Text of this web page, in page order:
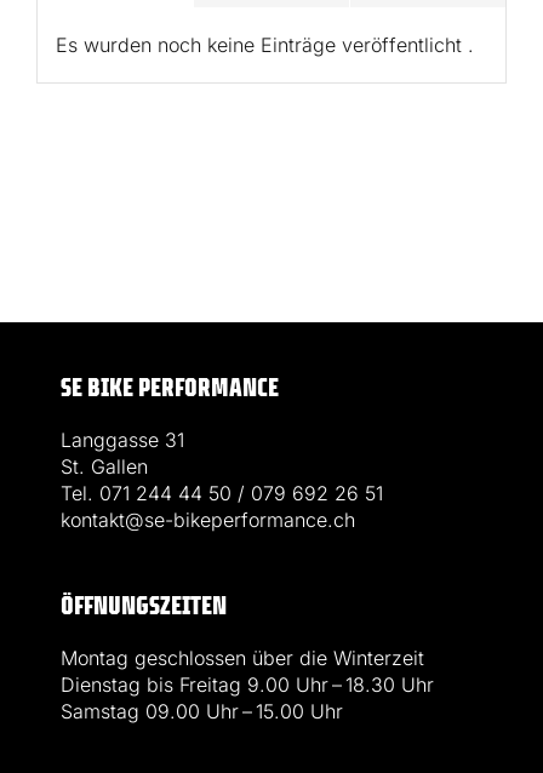
Es wurden noch keine Einträge veröffentlicht .
SE BIKE PERFORMANCE
Langgasse 31
St. Gallen
Tel. 071 244 44 50 / 079 692 26 51
kontakt@se-bikeperformance.ch
ÖFFNUNGSZEITEN
Montag geschlossen über die Winterzeit
Dienstag bis Freitag 9.00 Uhr – 18.30 Uhr
Samstag 09.00 Uhr – 15.00 Uhr